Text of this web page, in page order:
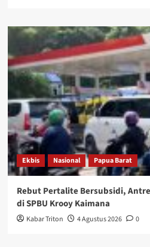
Ekbis Nasional Papua Barat
Rebut Pertalite Bersubsidi,
di SPBU Krooy Kaimana
Kabar Triton 4 Agustus 2026 0